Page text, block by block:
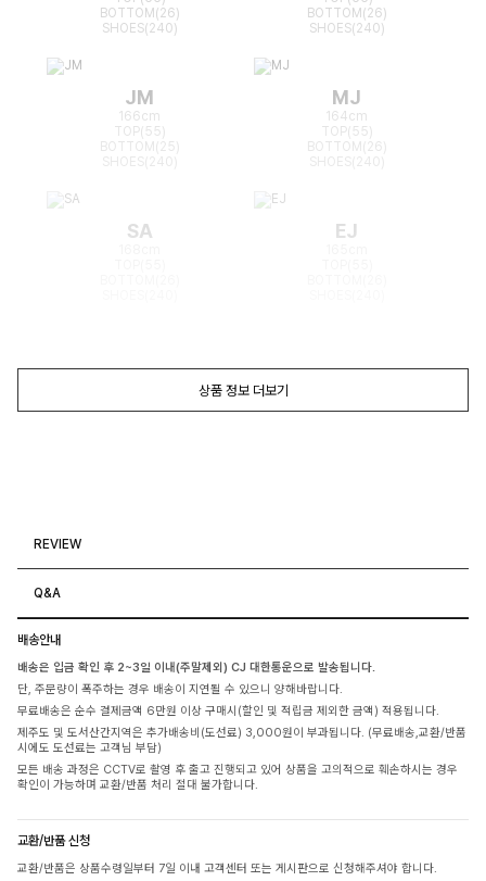
BOTTOM(26)
SHOES(240)
BOTTOM(26)
SHOES(240)
JM
166cm
TOP(55)
BOTTOM(25)
MJ
164cm
TOP(55)
BOTTOM(26)
SA EJ
상품 정보 더보기
REVIEW
Q&A
배송안내
배송은 입금 확인 후 2~3일 이내(주말제외) CJ 대한통운으로 발송됩니다.
단, 주문량이 폭주하는 경우 배송이 지연될 수 있으니 양해바랍니다.
무료배송은 순수 결제금액 6만원 이상 구매시(할인 및 적립금 제외한 금액) 적용됩니다.
제주도 및 도서산간지역은 추가배송비(도선료) 3,000원이 부과됩니다. (무료배송,교환/반품
시에도 도선료는 고객님 부담)
모든 배송 과정은 CCTV로 촬영 후 출고 진행되고 있어 상품을 고의적으로 훼손하시는 경우
확인이 가능하며 교환/반품 처리 절대 불가합니다.
교환/반품 신청
교환/반품은 상품수령일부터 7일 이내 고객센터 또는 게시판으로 신청해주셔야 합니다.